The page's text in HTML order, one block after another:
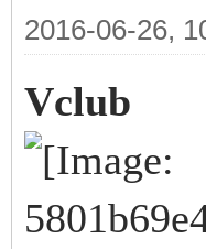
2016-06-26,
Vclub